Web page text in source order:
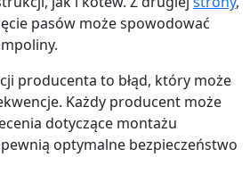
pasów może spowodować
producenta to błąd, który może
Każdy producent może
dotyczące montażu
optymalne bezpieczeństwo